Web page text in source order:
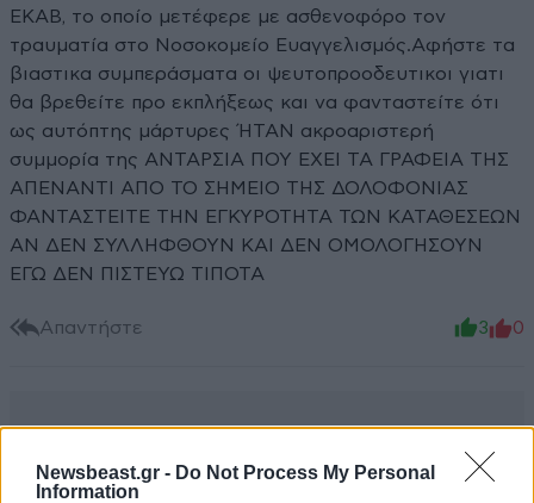
Newsbeast.gr - Do Not Process My Personal
Information
ΕΚΑΒ, το οποίο μετέφερε με ασθενοφόρο τον
τραυματία στο Νοσοκομείο Ευαγγελισμός.Αφήστε τα
βιαστικα συμπεράσματα οι ψευτοπροοδευτικοι γιατι
θα βρεθείτε προ εκπλήξεως και να φανταστείτε ότι
ως αυτόπτης μάρτυρες ΉΤΑΝ ακροαριστερή
συμμορία της ΑΝΤΑΡΣΙΑ ΠΟΥ ΕΧΕΙ ΤΑ ΓΡΑΦΕΙΑ ΤΗΣ
ΑΠΕΝΑΝΤΙ ΑΠΟ ΤΟ ΣΗΜΕΙΟ ΤΗΣ ΔΟΛΟΦΟΝΙΑΣ
ΦΑΝΤΑΣΤΕΙΤΕ ΤΗΝ ΕΓΚΥΡΟΤΗΤΑ ΤΩΝ ΚΑΤΑΘΕΣΕΩΝ
ΑΝ ΔΕΝ ΣΥΛΛΗΦΘΟΥΝ ΚΑΙ ΔΕΝ ΟΜΟΛΟΓΗΣΟΥΝ
ΕΓΩ ΔΕΝ ΠΙΣΤΕΥΩ ΤΙΠΟΤΑ
Απαντήστε 3 0